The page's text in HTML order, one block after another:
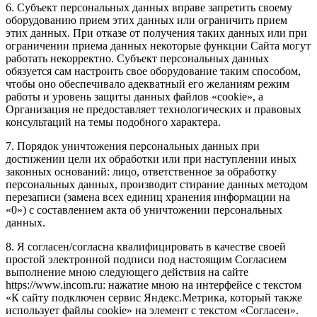
6. Субъект персональных данных вправе запретить своему
оборудованию прием этих данных или ограничить прием
этих данных. При отказе от получения таких данных или при
ограничении приема данных некоторые функции Сайта могут
работать некорректно. Субъект персональных данных
обязуется сам настроить свое оборудование таким способом,
чтобы оно обеспечивало адекватный его желаниям режим
работы и уровень защиты данных файлов «cookie», а
Организация не предоставляет технологических и правовых
консультаций на темы подобного характера.
7. Порядок уничтожения персональных данных при
достижении цели их обработки или при наступлении иных
законных оснований: лицо, ответственное за обработку
персональных данных, производит стирание данных методом
перезаписи (замена всех единиц хранения информации на
«0») с составлением акта об уничтожении персональных
данных.
8. Я согласен/согласна квалифицировать в качестве своей
простой электронной подписи под настоящим Согласием
выполнение мною следующего действия на сайте
https://www.incom.ru: нажатие мною на интерфейсе с текстом
«К сайту подключен сервис Яндекс.Метрика, который также
использует файлы cookie» на элемент с текстом «Согласен».